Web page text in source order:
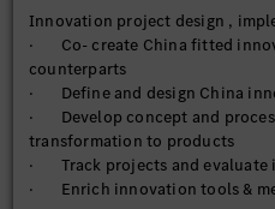
Innovation project design ,
· Co- create China fitted
counterparts
· Define and design China
· Develop concept and
transformation to products
· Track projects and evaluate
· Enrich innovation tools &